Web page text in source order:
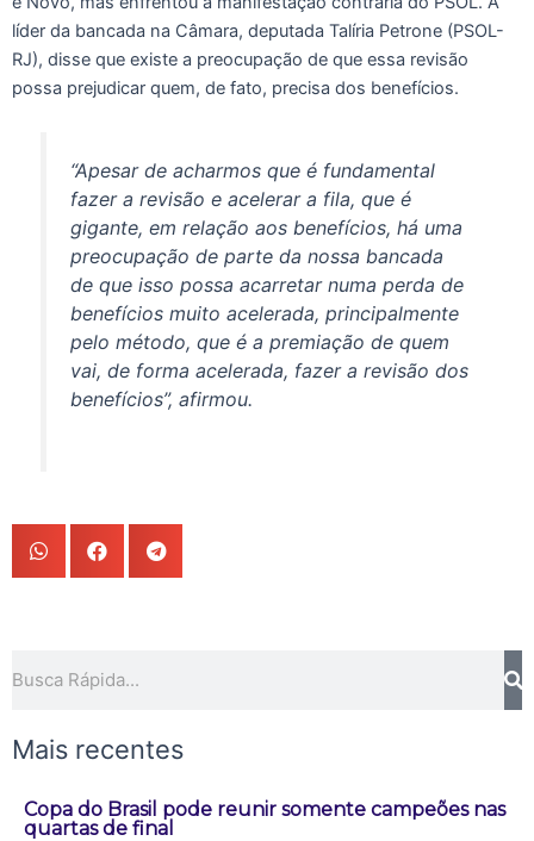
líder da bancada na Câmara, deputada Talíria Petrone (PSOL-
RJ), disse que existe a preocupação de que essa revisão
possa prejudicar quem, de fato, precisa dos benefícios.
“Apesar de acharmos que é fundamental
fazer a revisão e acelerar a fila, que é
gigante, em relação aos benefícios, há uma
preocupação de parte da nossa bancada
de que isso possa acarretar numa perda de
benefícios muito acelerada, principalmente
pelo método, que é a premiação de quem
vai, de forma acelerada, fazer a revisão dos
benefícios”, afirmou.
Mais recentes
Copa do Brasil pode reunir somente campeões nas
quartas de final